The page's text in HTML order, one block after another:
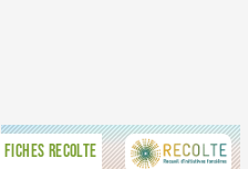
FICHES RECOLTE